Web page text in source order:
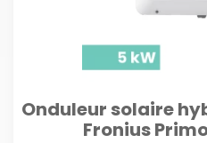
Onduleur solaire
Fronius